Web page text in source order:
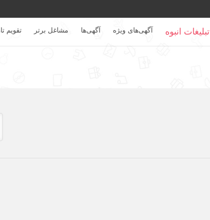
تبلیغات انبوه آگهی‌های ویژه آگهی‌ها مشاغل برتر تقویم